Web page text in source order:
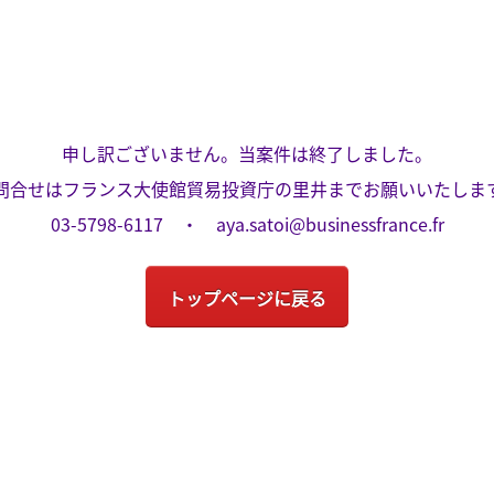
申し訳ございません。当案件は終了しました。
合せはフランス大使館貿易投資庁の里井までお願いいたしま
03-5798-6117 ・ aya.satoi@businessfrance.fr
トップページに戻る